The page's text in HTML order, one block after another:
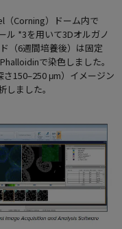
Corning）ドーム内で
ル *3を用いて3Dオルガノ
（6週間培養後）は固定
で染色しました。
150–250 μm）イメージン
ました。